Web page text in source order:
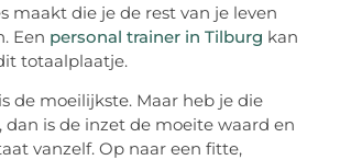
maakt die je de rest van je leven
Een personal trainer in Tilburg kan
totaalplaatje.
de moeilijkste. Maar heb je die
dan is de inzet de moeite waard en
vanzelf. Op naar een fitte,